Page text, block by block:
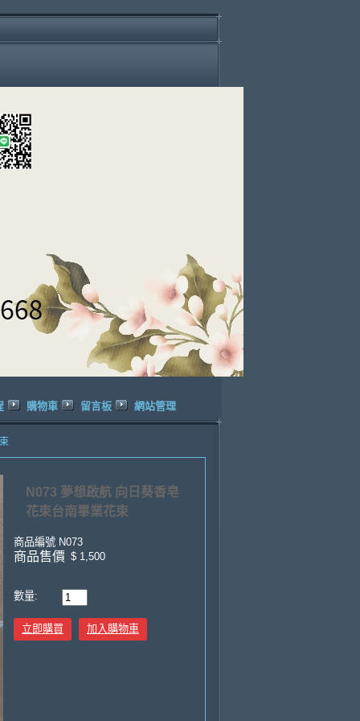
購物車 留言板 網站管理
N073 夢想啟航 向日葵香皂
花束台南畢業花束
商品編號 N073
商品售價 $ 1,500
數量:
立即購買 加入購物車